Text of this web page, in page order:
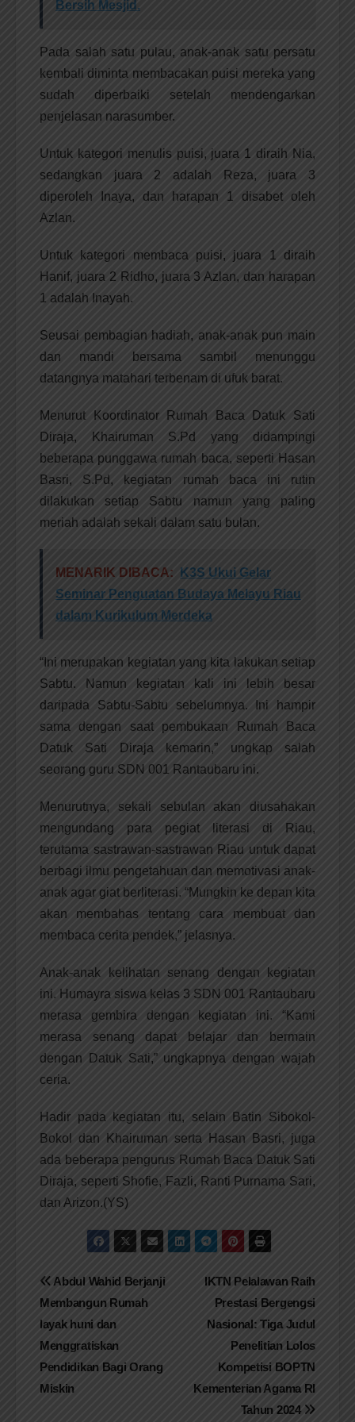
Bersih Mesjid.
Pada salah satu pulau, anak-anak satu persatu
kembali diminta membacakan puisi mereka yang
sudah diperbaiki setelah mendengarkan
penjelasan narasumber.
Untuk kategori menulis puisi, juara 1 diraih Nia,
sedangkan juara 2 adalah Reza, juara 3
diperoleh Inaya, dan harapan 1 disabet oleh
Azlan.
Untuk kategori membaca puisi, juara 1 diraih
Hanif, juara 2 Ridho, juara 3 Azlan, dan harapan
1 adalah Inayah.
Seusai pembagian hadiah, anak-anak pun main
dan mandi bersama sambil menunggu
datangnya matahari terbenam di ufuk barat.
Menurut Koordinator Rumah Baca Datuk Sati
Diraja, Khairuman S.Pd yang didampingi
beberapa punggawa rumah baca, seperti Hasan
Basri, S.Pd, kegiatan rumah baca ini rutin
dilakukan setiap Sabtu namun yang paling
meriah adalah sekali dalam satu bulan.
MENARIK DIBACA:
K3S Ukui Gelar
Seminar Penguatan Budaya Melayu Riau
dalam Kurikulum Merdeka
“Ini merupakan kegiatan yang kita lakukan setiap
Sabtu. Namun kegiatan kali ini lebih besar
daripada Sabtu-Sabtu sebelumnya. Ini hampir
sama dengan saat pembukaan Rumah Baca
Datuk Sati Diraja kemarin,” ungkap salah
seorang guru SDN 001 Rantaubaru ini.
Menurutnya, sekali sebulan akan diusahakan
mengundang para pegiat literasi di Riau,
terutama sastrawan-sastrawan Riau untuk dapat
berbagi ilmu pengetahuan dan memotivasi anak-
anak agar giat berliterasi. “Mungkin ke depan kita
akan membahas tentang cara membuat dan
membaca cerita pendek,” jelasnya.
Anak-anak kelihatan senang dengan kegiatan
ini. Humayra siswa kelas 3 SDN 001 Rantaubaru
merasa gembira dengan kegiatan ini. “Kami
merasa senang dapat belajar dan bermain
dengan Datuk Sati,” ungkapnya dengan wajah
ceria.
Hadir pada kegiatan itu, selain Batin Sibokol-
Bokol dan Khairuman serta Hasan Basri, juga
ada beberapa pengurus Rumah Baca Datuk Sati
Diraja, seperti Shofie, Fazli, Ranti Purnama Sari,
dan Arizon.(YS)
Navigasi
pos
IKTN Pelalawan Raih
Prestasi Bergengsi
Nasional: Tiga Judul
Penelitian Lolos
Kompetisi BOPTN
Kementerian Agama RI
Tahun 2024
Abdul Wahid Berjanji
Membangun Rumah
layak huni dan
Menggratiskan
Pendidikan Bagi Orang
Miskin